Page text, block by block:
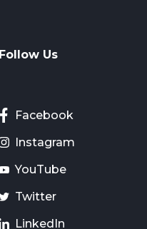
Follow Us
Facebook
Instagram
YouTube
Twitter
LinkedIn